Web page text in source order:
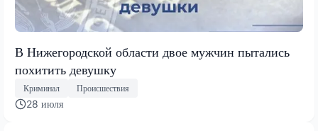
В Нижегородской области двое мужчин пытались
похитить девушку
Криминал Происшествия
28 июля